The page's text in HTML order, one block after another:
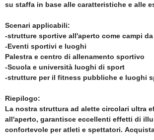
su staffa in base alle caratteristiche e alle
Scenari applicabili:
-strutture sportive all'aperto come campi
-Eventi sportivi e luoghi
Palestra e centro di allenamento sportivo
-Scuola e università luoghi di sport
-strutture per il fitness pubbliche e luoghi
Riepilogo:
La nostra struttura ad alette circolari ultra
all'aperto, garantisce eccellenti effetti di
confortevole per atleti e spettatori.